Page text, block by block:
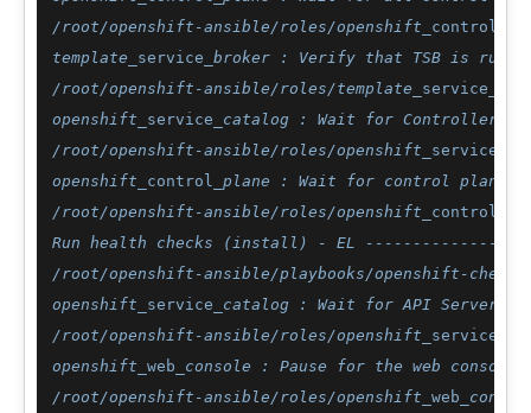
/root/openshift-ansible/roles/openshift_ control
template_ service _broker : Verify that TSB
/root/openshift-ansible/roles/template_ service
openshift_ service _catalog : Wait for
/root/openshift-ansible/roles/openshift_ service
openshift_ control _plane : Wait for control
/root/openshift-ansible/roles/openshift_ control
Run health checks (install) - EL
/root/openshift-ansible/playbooks/
openshift_ service _catalog : Wait for API
/root/openshift-ansible/roles/openshift_ service
openshift_ web _console : Pause for the
/root/openshift-ansible/roles/openshift_ web